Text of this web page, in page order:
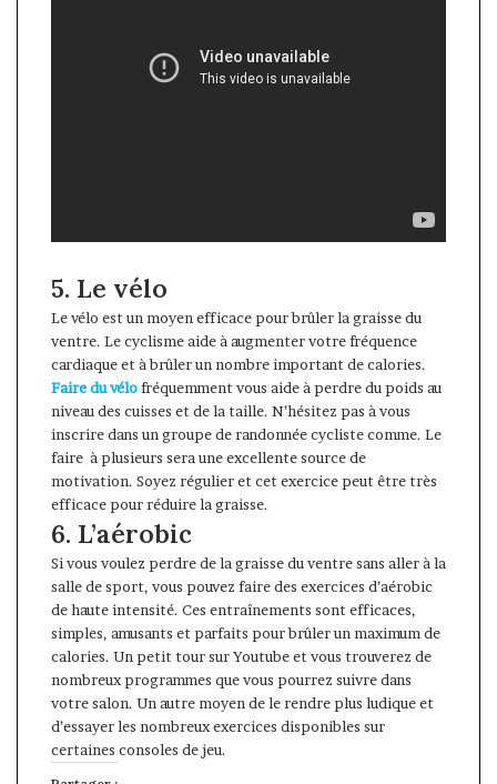
5. Le vélo
Le vélo est un moyen efficace pour brûler la graisse du
ventre. Le cyclisme aide à augmenter votre fréquence
cardiaque et à brûler un nombre important de calories.
Faire du vélofréquemment vous aide à perdre du poids au
niveau des cuisses et de la taille. N’hésitez pas à vous
inscrire dans un groupe de randonnée cycliste comme. Le
faire à plusieurs sera une excellente source de
motivation. Soyez régulier et cet exercice peut être très
efficace pour réduire la graisse.
6. L’aérobic
Si vous voulez perdre de la graisse du ventre sans aller à la
salle de sport, vous pouvez faire des exercices d’aérobic
de haute intensité. Ces entraînements sont efficaces,
simples, amusants et parfaits pour brûler un maximum de
calories. Un petit tour sur Youtube et vous trouverez de
nombreux programmes que vous pourrez suivre dans
votre salon. Un autre moyen de le rendre plus ludique et
d’essayer les nombreux exercices disponibles sur
certaines consoles de jeu.